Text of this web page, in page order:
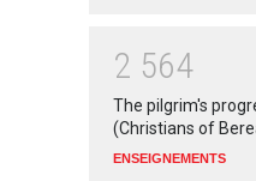
2 564
The pilgrim's
(Christians of
ENSEIGNEMENTS